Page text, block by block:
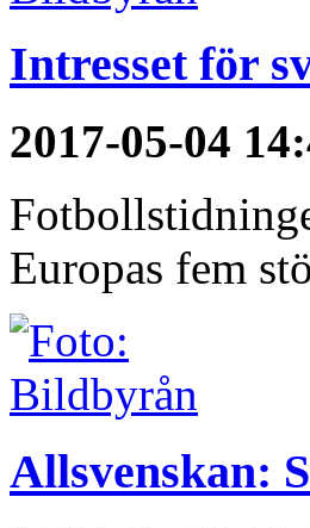
Intresset för
2017-05-04
Europas fem
Allsvenskan: